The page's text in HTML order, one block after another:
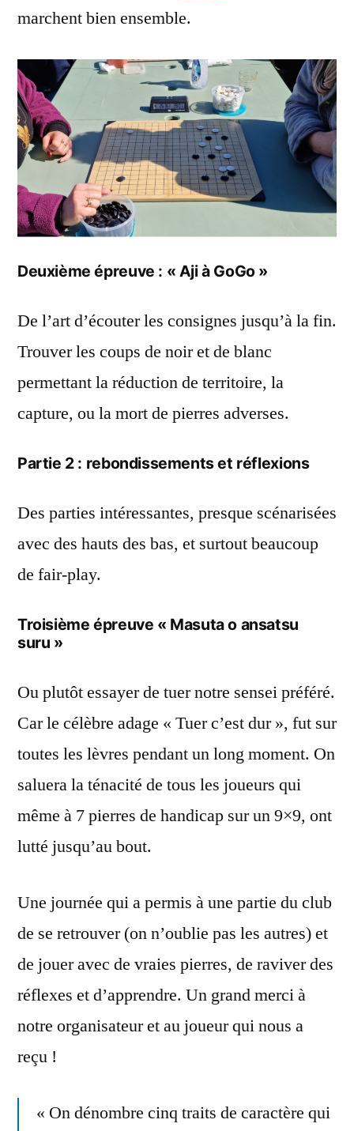
marchent bien ensemble.
Deuxième épreuve : « Aji à GoGo »
De l’art d’écouter les consignes jusqu’à la fin.
Trouver les coups de noir et de blanc
permettant la réduction de territoire, la
capture, ou la mort de pierres adverses.
Partie 2 : rebondissements et réflexions
Des parties intéressantes, presque scénarisées
avec des hauts des bas, et surtout beaucoup
de fair-play.
Troisième épreuve « Masuta o ansatsu
suru »
Ou plutôt essayer de tuer notre sensei préféré.
Car le célèbre adage « Tuer c’est dur », fut sur
toutes les lèvres pendant un long moment. On
saluera la ténacité de tous les joueurs qui
même à 7 pierres de handicap sur un 9×9, ont
lutté jusqu’au bout.
Une journée qui a permis à une partie du club
de se retrouver (on n’oublie pas les autres) et
de jouer avec de vraies pierres, de raviver des
réflexes et d’apprendre. Un grand merci à
notre organisateur et au joueur qui nous a
reçu !
« On dénombre cinq traits de caractère qui